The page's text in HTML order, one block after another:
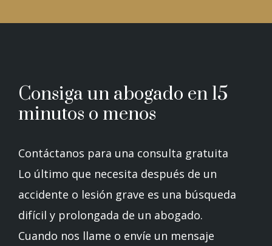
Consiga un abogado en 15
minutos o menos
Contáctanos para una consulta gratuita
Lo último que necesita después de un
accidente o lesión grave es una búsqueda
difícil y prolongada de un abogado.
Cuando nos llame o envíe un mensaje